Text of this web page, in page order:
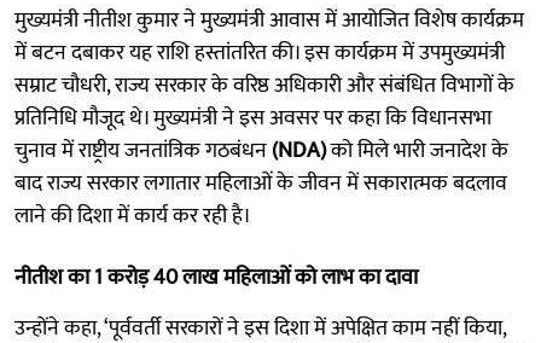
मुख्यमंत्री नीतीश कुमार ने मुख्यमंत्री आवास में आयोजित विशेष कार्यक्रम
में बटन दबाकर यह राशि हस्तांतरित की। इस कार्यक्रम में उपमुख्यमंत्री
सम्राट चौधरी, राज्य सरकार के वरिष्ठ अधिकारी और संबंधित विभागों के
प्रतिनिधि मौजूद थे। मुख्यमंत्री ने इस अवसर पर कहा कि विधानसभा
चुनाव में राष्ट्रीय जनतांत्रिक गठबंधन(NDA)को मिले भारी जनादेश के
बाद राज्य सरकार लगातार महिलाओं के जीवन में सकारात्मक बदलाव
लाने की दिशा में कार्य कर रही है।
नीतीश का 1 करोड़ 40 लाख महिलाओं को लाभ का दावा
उन्होंने कहा, ‘पूर्ववर्ती सरकारों ने इस दिशा में अपेक्षित काम नहीं किया,